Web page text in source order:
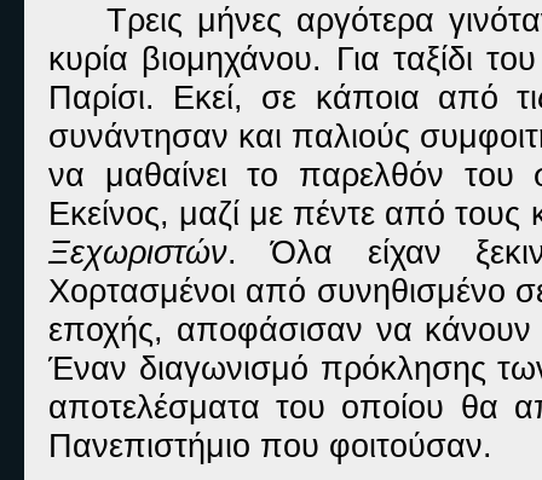
Τρεις μήνες αργότερα
κυρία βιομηχάνου. Για ταξίδι
Παρίσι. Εκεί, σε κάποια από
συνάντησαν και παλιούς
να μαθαίνει το παρελθόν του
Εκείνος, μαζί με πέντε από τους
Ξεχωριστών. Όλα είχαν
Χορτασμένοι από συνηθισμένο
εποχής, αποφάσισαν να κάνουν
Έναν διαγωνισμό πρόκλησης
αποτελέσματα του οποίου θα
Πανεπιστήμιο που φοιτούσαν.